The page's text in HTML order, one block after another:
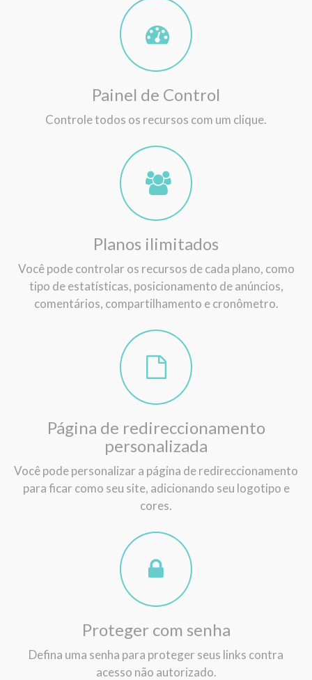
Painel de Control
Controle todos os recursos com um clique.
Planos ilimitados
Você pode controlar os recursos de cada plano, como
tipo de estatísticas, posicionamento de anúncios,
comentários, compartilhamento e cronômetro.
Página de redireccionamento
personalizada
Você pode personalizar a página de redireccionamento
para ficar como seu site, adicionando seu logotipo e
cores.
Proteger com senha
Defina uma senha para proteger seus links contra
acesso não autorizado.